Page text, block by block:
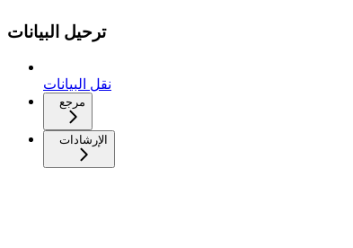
ترحيل البيانات
نقل البيانات
مرجع
الإرشادات